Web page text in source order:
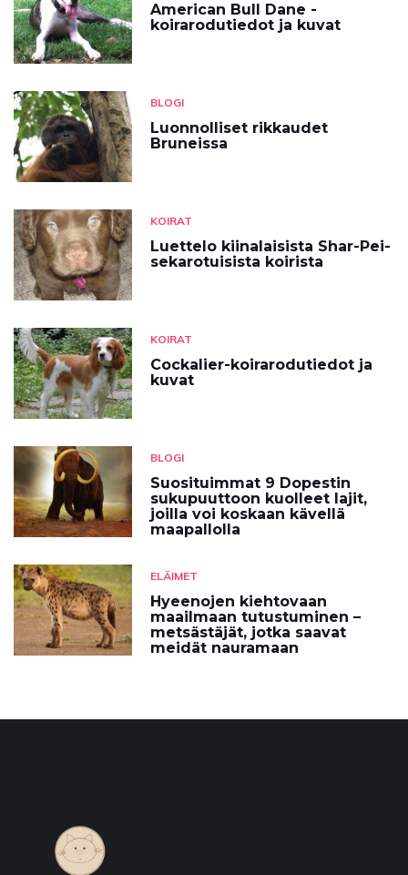
American Bull Dane -
koirarodutiedot ja kuvat
BLOGI
Luonnolliset rikkaudet
Bruneissa
KOIRAT
Luettelo kiinalaisista Shar-Pei-
sekarotuisista koirista
KOIRAT
Cockalier-koirarodutiedot ja
kuvat
BLOGI
Suosituimmat 9 Dopestin
sukupuuttoon kuolleet lajit,
joilla voi koskaan kävellä
maapallolla
ELÄIMET
Hyeenojen kiehtovaan
maailmaan tutustuminen –
metsästäjät, jotka saavat
meidät nauramaan